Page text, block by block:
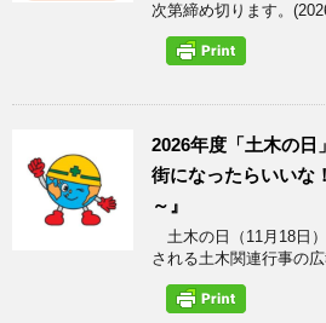
次第締め切ります。
2026年度「土木の日
街になったらいいな
～』
土木の日（11月18日
される土木関連行事の